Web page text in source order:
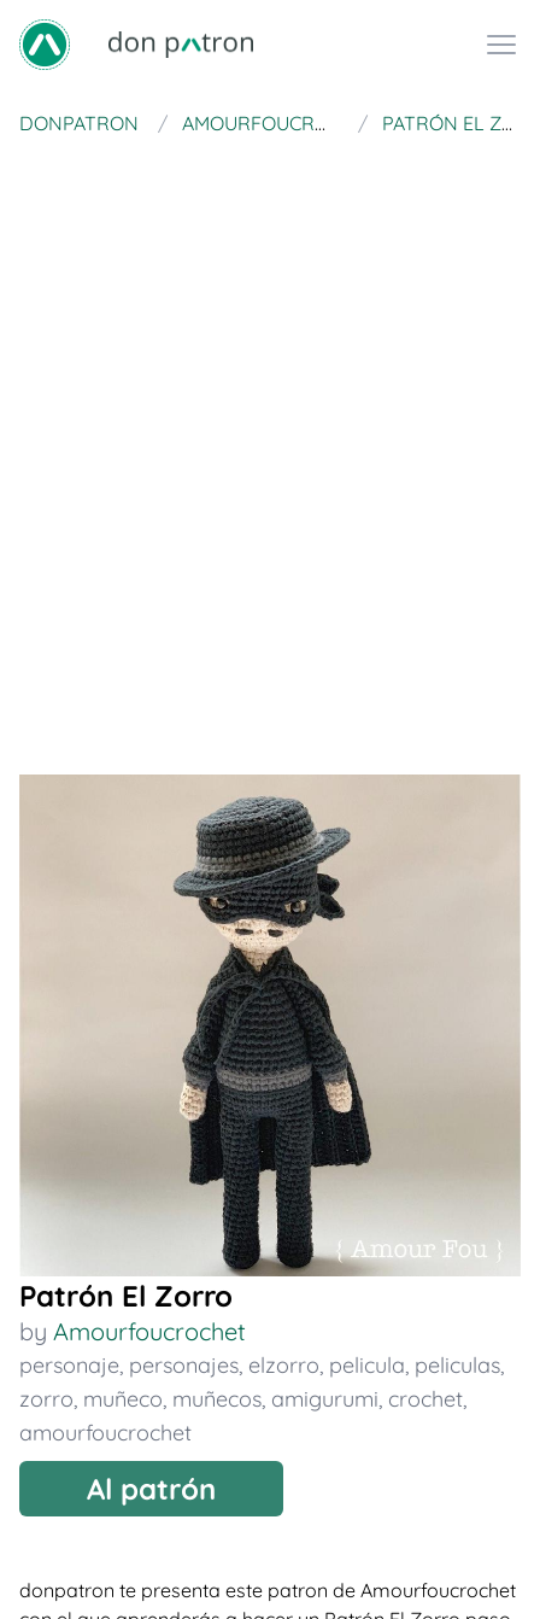
DONPATRON AMOURFOUCROCHET PATRÓN EL ZORRO
Patrón El Zorro
by Amourfoucrochet
personaje, personajes, elzorro, pelicula, peliculas,
zorro, muñeco, muñecos, amigurumi, crochet,
amourfoucrochet
Al patrón
donpatron te presenta este patron de Amourfoucrochet